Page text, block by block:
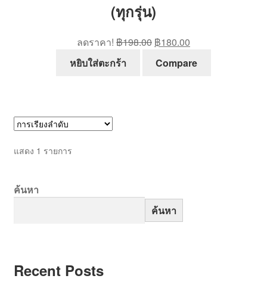
(ทุกรุ่น)
ลดราคา! ฿198.00 Original
price
was:
฿180.00
is:
หยิบใส่ตะกร้า Compare
แสดง 1 รายการ
ค้นหา
ค้นหา
Recent Posts